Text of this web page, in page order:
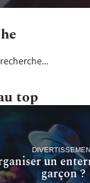
top
un
garçon ?